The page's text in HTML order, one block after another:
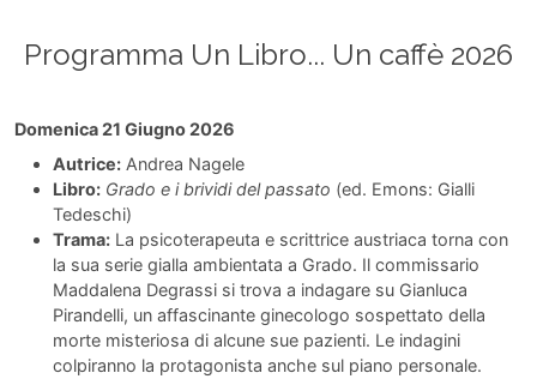
Programma Un Libro... Un caffè 2026
Domenica 21 Giugno 2026
Autrice: Andrea Nagele
Libro: Grado e i brividi del passato (ed. Emons: Gialli
Tedeschi)
Trama: La psicoterapeuta e scrittrice austriaca torna con
la sua serie gialla ambientata a Grado. Il commissario
Maddalena Degrassi si trova a indagare su Gianluca
Pirandelli, un affascinante ginecologo sospettato della
morte misteriosa di alcune sue pazienti. Le indagini
colpiranno la protagonista anche sul piano personale.